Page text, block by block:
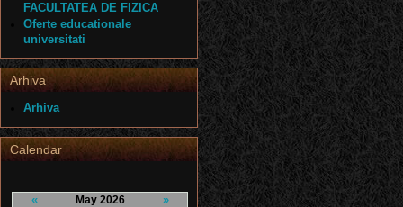
FACULTATEA DE FIZICA
Oferte educationale
universitati
Arhiva
Arhiva
Calendar
« May 2026 »